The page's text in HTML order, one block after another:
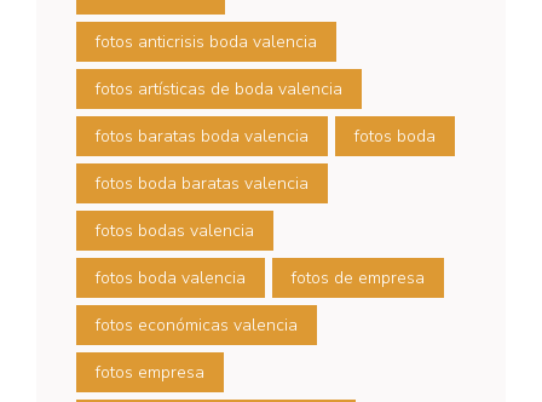
fotos anticrisis boda valencia
fotos artísticas de boda valencia
fotos baratas boda valencia fotos boda
fotos boda baratas valencia
fotos bodas valencia
fotos boda valencia fotos de empresa
fotos económicas valencia
fotos empresa